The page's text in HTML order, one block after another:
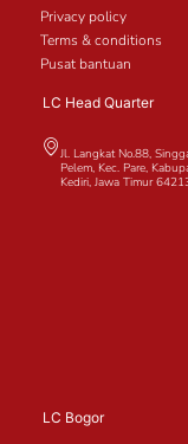
Privacy policy
Terms & conditions
Pusat bantuan
LC Head Quarter
Jl. Langkat No.88,
Pelem, Kec. Pare,
Kediri, Jawa Timur
LC Bogor